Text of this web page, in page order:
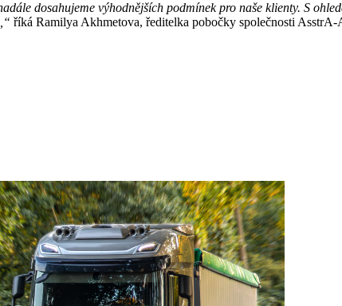
dosahujeme výhodnějších podmínek pro naše klienty. S
říká Ramilya Akhmetova, ředitelka pobočky společnosti